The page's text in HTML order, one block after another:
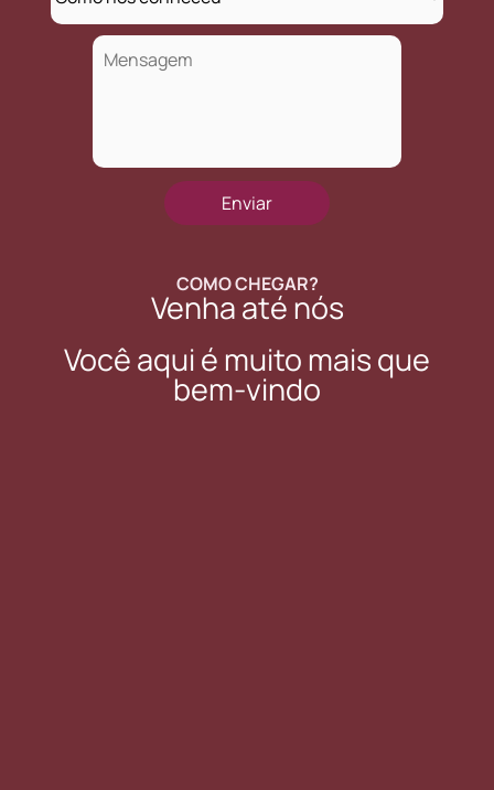
COMO CHEGAR?
Venha até nós
Você aqui é muito mais que
bem-vindo